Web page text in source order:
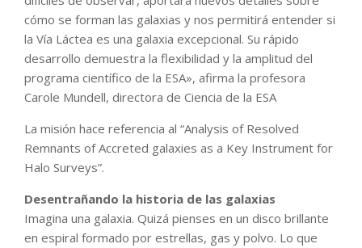
cómo se forman las galaxias y nos permitirá entender si
la Vía Láctea es una galaxia excepcional. Su rápido
desarrollo demuestra la flexibilidad y la amplitud del
programa científico de la ESA», afirma la profesora
Carole Mundell, directora de Ciencia de la ESA
La misión hace referencia al “Analysis of Resolved
Remnants of Accreted galaxies as a Key Instrument for
Halo Surveys”.
Desentrañando la historia de las galaxias
Imagina una galaxia. Quizá pienses en un disco brillante
en espiral formado por estrellas, gas y polvo. Lo que